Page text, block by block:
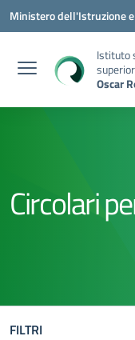
Vai ai contenuti
Vai al menu di navigazione
Vai al footer
Ministero dell'Istruzione
Istituto
Oscar
Circolari
FILTRI